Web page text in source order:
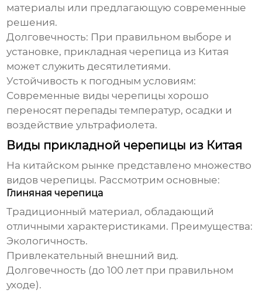
материалы или предлагающую современные
решения.
Долговечность: При правильном выборе и
установке, прикладная черепица из Китая
может служить десятилетиями.
Устойчивость к погодным условиям:
Современные виды черепицы хорошо
переносят перепады температур, осадки и
воздействие ультрафиолета.
Виды прикладной черепицы из Китая
На китайском рынке представлено множество
видов черепицы. Рассмотрим основные:
Глиняная черепица
Традиционный материал, обладающий
отличными характеристиками. Преимущества:
Экологичность.
Привлекательный внешний вид.
Долговечность (до 100 лет при правильном
уходе).